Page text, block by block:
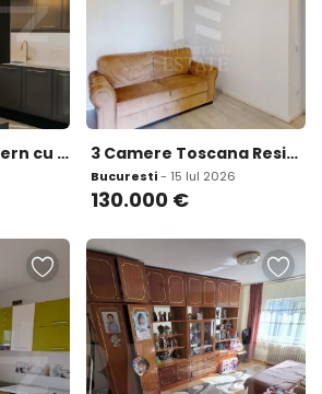
Apartament modern cu 3 camere 98 mp etaj 3 bloc nou zona 3 Camere Toscana Residence Otopeni Mobilat Parcare
Bucuresti- 15 Iul 2026
130.000 €